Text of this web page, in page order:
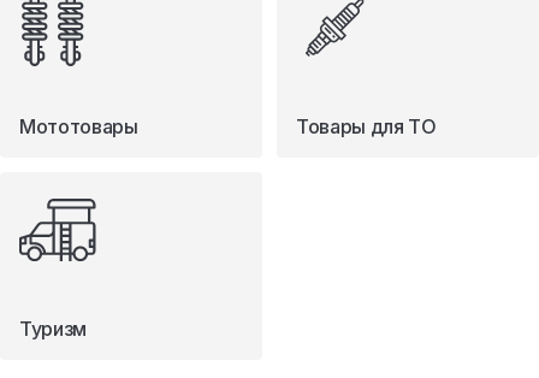
Мототовары Товары для ТО
Туризм